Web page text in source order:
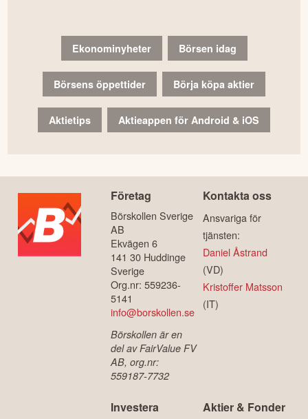
Ekonominyheter Börsen idag
Börsens öppettider Börja köpa aktier
Aktietips Aktieappen för Android & iOS
Företag
Börskollen Sverige
AB
Ekvägen 6
141 30 Huddinge
Sverige
Org.nr: 559236-
5141
info@borskollen.se
Börskollen är en
del av FairValue FV
AB, org.nr:
559187-7732
Kontakta oss
Ansvariga för
tjänsten:
Daniel Åstrand
(VD)
Kristoffer Matsson
(IT)
Investera Aktier & Fonder